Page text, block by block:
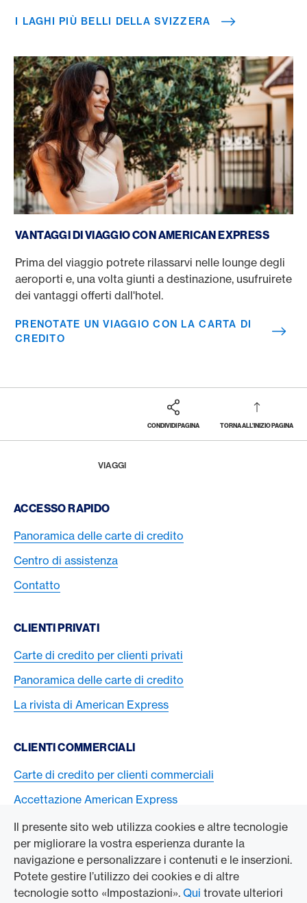
Il presente sito web utilizza cookies e altre tecnologie
per migliorare la vostra esperienza durante la
navigazione e personalizzare i contenuti e le inserzioni.
Potete gestire l’utilizzo dei cookies e di altre
tecnologie sotto «Impostazioni». Qui trovate ulteriori
I LAGHI PIÙ BELLI DELLA SVIZZERA
VANTAGGI DI VIAGGIO CON AMERICAN EXPRESS
Prima del viaggio potrete rilassarvi nelle lounge degli
aeroporti e, una volta giunti a destinazione, usufruirete
dei vantaggi offerti dall'hotel.
PRENOTATE UN VIAGGIO CON LA CARTA DI
CREDITO
CONDIVIDI PAGINA TORNA ALL'INIZIO PAGINA
Footer
VIAGGI
Footer Navigation
ACCESSO RAPIDO
Panoramica delle carte di credito
Centro di assistenza
Contatto
CLIENTI PRIVATI
Carte di credito per clienti privati
Panoramica delle carte di credito
La rivista di American Express
CLIENTI COMMERCIALI
Carte di credito per clienti commerciali
Accettazione American Express
L’AZIENDA
Swisscard AECS GmbH
American Express Globale